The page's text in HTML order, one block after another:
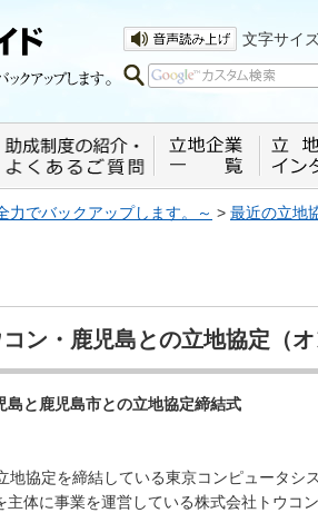
バックアッ
文字サイ
力でバックアップします。～ > 最近の立地
ン・鹿児島との立地協定（オ
島と鹿児島市との立地協定締結式
協定を締結している東京コンピュータシ
主体に事業を運営している株式会社トウコ